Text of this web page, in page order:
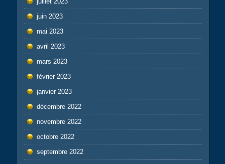
juin 2023
mai 2023
avril 2023
mars 2023
février 2023
janvier 2023
décembre 2022
novembre 2022
octobre 2022
septembre 2022